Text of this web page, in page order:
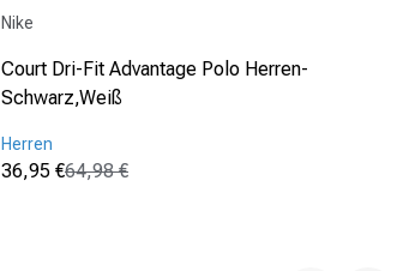
Nike
Court Dri-Fit Advantage Polo Herren-
Schwarz,Weiß
Herren
Verkaufspreis
36,95 €
Normaler Preis
64,98 €